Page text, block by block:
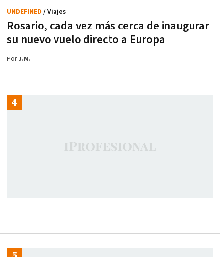
Rosario, cada vez más cerca de inaugurar
su nuevo vuelo directo a Europa
UNDEFINED / Viajes
PorJ.M.